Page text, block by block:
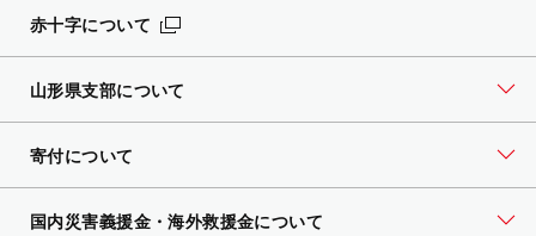
赤十字について
山形県支部について
寄付について
国内災害義援金・海外救援金について